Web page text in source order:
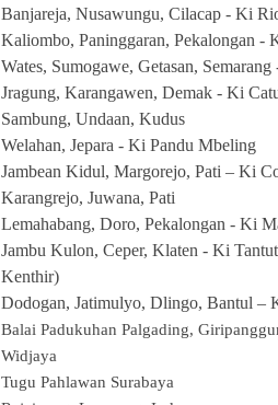
Banjareja, Nusawungu, Cilacap - Ki
Kaliombo, Paninggaran, Pekalongan -
Wates, Sumogawe, Getasan,
Jragung, Karangawen, Demak - Ki
Sambung, Undaan, Kudus
Welahan, Jepara - Ki Pandu Mbeling
Jambean Kidul, Margorejo, Pati – Ki
Karangrejo, Juwana, Pati
Lemahabang, Doro, Pekalongan - Ki
Jambu Kulon, Ceper, Klaten - Ki
Kenthir)
Dodogan, Jatimulyo, Dlingo, Bantul –
Balai Padukuhan Palgading,
Widjaya
Tugu Pahlawan Surabaya